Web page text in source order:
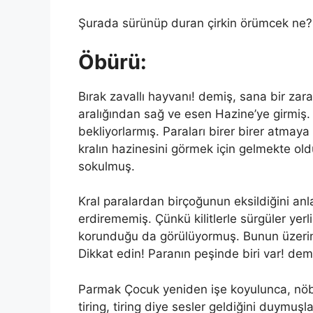
Şurada sürünüp duran çirkin örümcek
Öbürü:
Bırak zavallı hayvanı! demiş, sana bir
aralığından sağ ve esen Hazine’ye
bekliyorlarmış. Paraları birer birer
kralın hazinesini görmek için gelmekte
sokulmuş.
Kral paralardan birçoğunun eksildiğini
erdirememiş. Çünkü kilitlerle sürgüler
korunduğu da görülüyormuş. Bunun
Dikkat edin! Paranın peşinde biri var!
Parmak Çocuk yeniden işe koyulunca,
tiring, tiring diye sesler geldiğini